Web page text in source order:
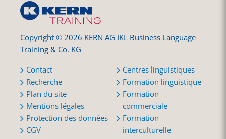
Copyright © 2026 KERN AG IKL Business Language
Training & Co. KG
Contact
Recherche
Plan du site
Mentions légales
Protection des données
CGV
Centres linguistiques
Formation linguistique
Formation
commerciale
Formation
interculturelle